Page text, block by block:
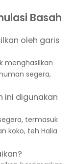
Basah
oleh garis
menghasilkan
segera,
ini digunakan
termasuk
koko, teh Halia